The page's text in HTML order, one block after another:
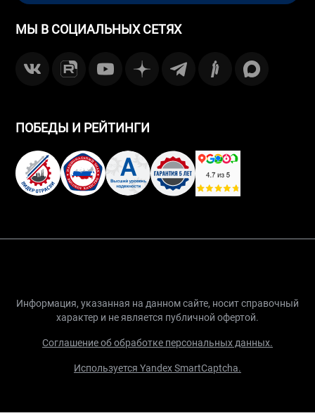
МЫ В СОЦИАЛЬНЫХ СЕТЯХ
ПОБЕДЫ И РЕЙТИНГИ
Информация, указанная на данном сайте, носит справочный
характер и не является публичной офертой.
Соглашение об обработке персональных данных.
Используется Yandex SmartCaptcha.